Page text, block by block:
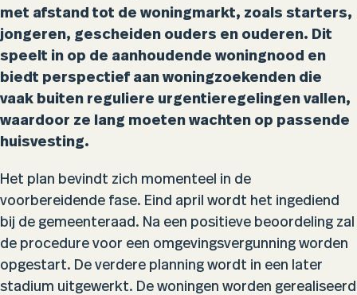
met afstand tot de woningmarkt, zoals starters,
jongeren, gescheiden ouders en ouderen. Dit
speelt in op de aanhoudende woningnood en
biedt perspectief aan woningzoekenden die
vaak buiten reguliere urgentieregelingen vallen,
waardoor ze lang moeten wachten op passende
huisvesting.
Het plan bevindt zich momenteel in de
voorbereidende fase. Eind april wordt het ingediend
bij de gemeenteraad. Na een positieve beoordeling zal
de procedure voor een omgevingsvergunning worden
opgestart. De verdere planning wordt in een later
stadium uitgewerkt. De woningen worden gerealiseerd